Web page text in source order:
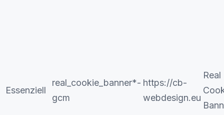
Essenziell
real_cookie_banner*-
gcm
https://cb-
webdesign.eu
Real